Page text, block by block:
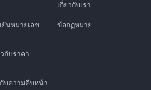
ยันหมายเลข
กับราคา
กับความคืบหน้า
เกี่ยวกับเรา
ข้อกฏหมาย